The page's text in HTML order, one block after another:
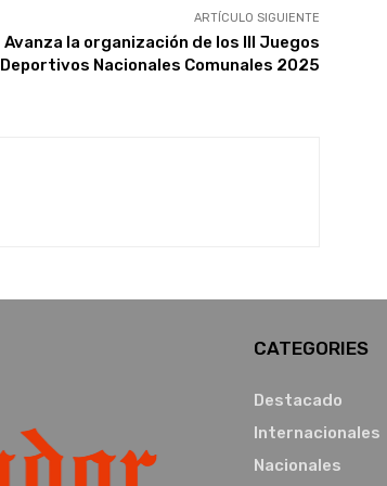
ARTÍCULO SIGUIENTE
Avanza la organización de los III Juegos
Deportivos Nacionales Comunales 2025
CATEGORIES
Destacado
Internacionales
Nacionales